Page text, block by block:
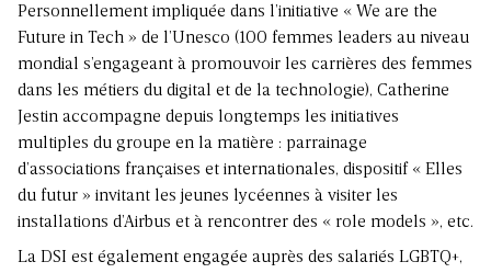
Personnellement impliquée dans l’initiative « We are the
Future in Tech » de l’Unesco (100 femmes leaders au niveau
mondial s’engageant à promouvoir les carrières des femmes
dans les métiers du digital et de la technologie), Catherine
Jestin accompagne depuis longtemps les initiatives
multiples du groupe en la matière : parrainage
d’associations françaises et internationales, dispositif « Elles
du futur » invitant les jeunes lycéennes à visiter les
installations d’Airbus et à rencontrer des « role models », etc.
La DSI est également engagée auprès des salariés LGBTQ+,